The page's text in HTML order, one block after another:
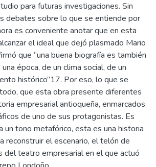
para futuras investigaciones. Sin
debates sobre lo que se entiende por
es conveniente anotar que en esta
el ideal que dejó plasmado Mario
que “una buena biografía es también
época, de un clima social, de un
histórico”17. Por eso, lo que se
que esta obra presente diferentes
empresarial antioqueña, enmarcados
de uno de sus protagonistas. Es
un tono metafórico, esta es una historia
reconstruir el escenario, el telón de
del teatro empresarial en el que actuó